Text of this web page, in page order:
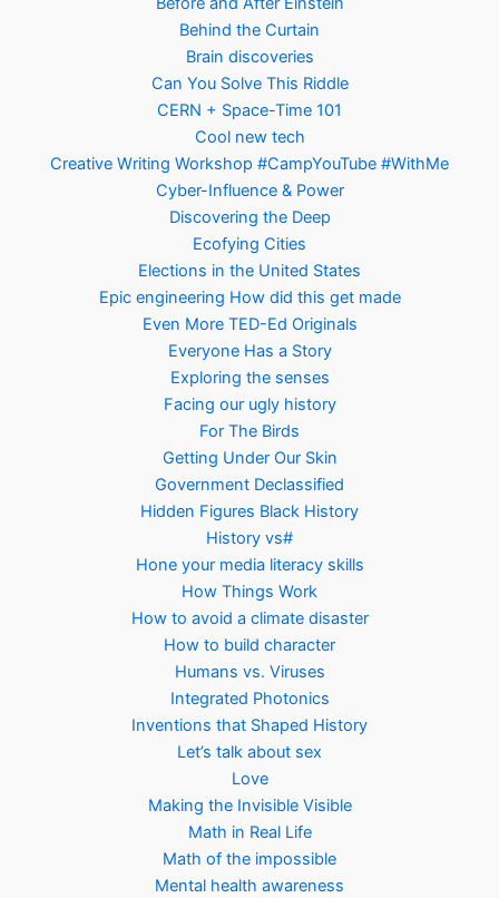
Behind the Curtain
Brain discoveries
Can You Solve This Riddle
CERN + Space-Time 101
Cool new tech
Creative Writing Workshop #CampYouTube #WithMe
Cyber-Influence & Power
Discovering the Deep
Ecofying Cities
Elections in the United States
Epic engineering How did this get made
Even More TED-Ed Originals
Everyone Has a Story
Exploring the senses
Facing our ugly history
For The Birds
Getting Under Our Skin
Government Declassified
Hidden Figures Black History
History vs#
Hone your media literacy skills
How Things Work
How to avoid a climate disaster
How to build character
Humans vs. Viruses
Integrated Photonics
Inventions that Shaped History
Let’s talk about sex
Love
Making the Invisible Visible
Math in Real Life
Math of the impossible
Mental health awareness